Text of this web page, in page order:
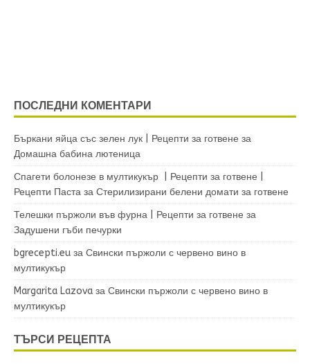
ПОСЛЕДНИ КОМЕНТАРИ
Бъркани яйца със зелен лук | Рецепти за готвене за
Домашна бабина лютеница
Спагети болонезе в мултикукър | Рецепти за готвене |
Рецепти Паста за Стерилизирани белени домати за готвене
Телешки пържоли във фурна | Рецепти за готвене за
Задушени гъби печурки
bgrecepti.eu за Свински пържоли с червено вино в
мултикукър
Margarita Lazova за Свински пържоли с червено вино в
мултикукър
ТЪРСИ РЕЦЕПТА